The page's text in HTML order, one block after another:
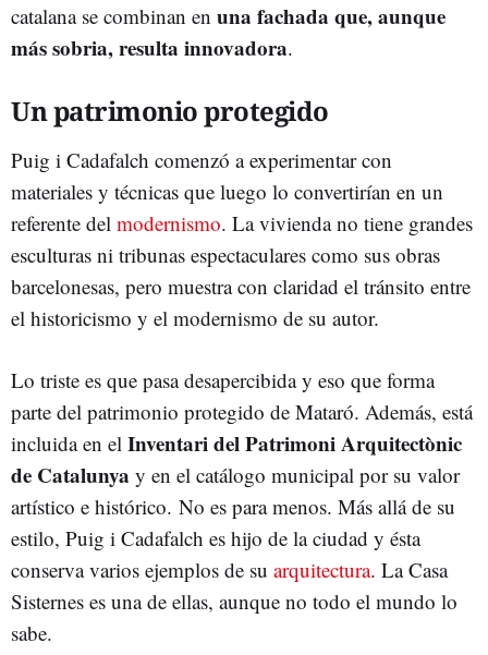
catalana se combinan en una fachada que, aunque
más sobria, resulta innovadora.
Un patrimonio protegido
Puig i Cadafalch comenzó a experimentar con
materiales y técnicas que luego lo convertirían en un
referente del modernismo. La vivienda no tiene grandes
esculturas ni tribunas espectaculares como sus obras
barcelonesas, pero muestra con claridad el tránsito entre
el historicismo y el modernismo de su autor.
Lo triste es que pasa desapercibida y eso que forma
parte del patrimonio protegido de Mataró. Además, está
incluida en el Inventari del Patrimoni Arquitectònic
de Catalunya y en el catálogo municipal por su valor
artístico e histórico. No es para menos. Más allá de su
estilo, Puig i Cadafalch es hijo de la ciudad y ésta
conserva varios ejemplos de su arquitectura. La Casa
Sisternes es una de ellas, aunque no todo el mundo lo
sabe.